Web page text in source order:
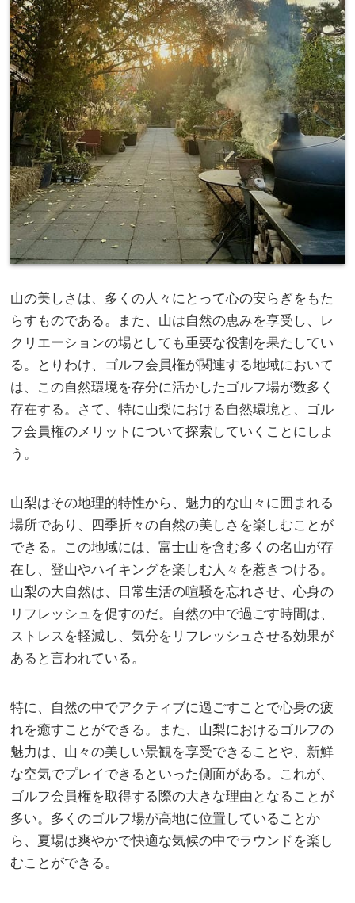
山の美しさは、多くの人々にとって心の安らぎをもた
らすものである。
また、山は自然の恵みを享受し、レ
クリエーションの場としても重要な役割を果たしてい
る。とりわけ、ゴルフ会員権が関連する地域において
は、この自然環境を存分に活かしたゴルフ場が数多く
存在する。さて、特に山梨における自然環境と、ゴル
フ会員権のメリットについて探索していくことにしよ
う。
山梨はその地理的特性から、魅力的な山々に囲まれる
場所であり、四季折々の自然の美しさを楽しむことが
できる。この地域には、富士山を含む多くの名山が存
在し、登山やハイキングを楽しむ人々を惹きつける。
山梨の大自然は、日常生活の喧騒を忘れさせ、心身の
リフレッシュを促すのだ。自然の中で過ごす時間は、
ストレスを軽減し、気分をリフレッシュさせる効果が
あると言われている。
特に、自然の中でアクティブに過ごすことで心身の疲
れを癒すことができる。また、山梨におけるゴルフの
魅力は、山々の美しい景観を享受できることや、新鮮
な空気でプレイできるといった側面がある。これが、
ゴルフ会員権を取得する際の大きな理由となることが
多い。多くのゴルフ場が高地に位置していることか
ら、夏場は爽やかで快適な気候の中でラウンドを楽し
むことができる。